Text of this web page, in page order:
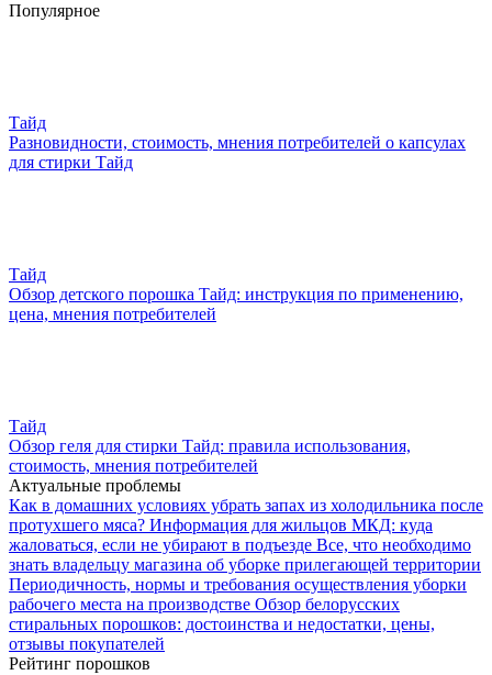
Популярное
Тайд
Разновидности, стоимость, мнения потребителей о капсулах
для стирки Тайд
Тайд
Обзор детского порошка Тайд: инструкция по применению,
цена, мнения потребителей
Тайд
Обзор геля для стирки Тайд: правила использования,
стоимость, мнения потребителей
Актуальные проблемы
Как в домашних условиях убрать запах из холодильника после
протухшего мяса? Информация для жильцов МКД: куда
жаловаться, если не убирают в подъезде Все, что необходимо
знать владельцу магазина об уборке прилегающей территории
Периодичность, нормы и требования осуществления уборки
рабочего места на производстве Обзор белорусских
стиральных порошков: достоинства и недостатки, цены,
отзывы покупателей
Рейтинг порошков